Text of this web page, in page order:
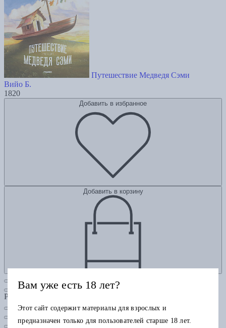
Путешествие Медведя Сэми
Вийо Б.
1820
Добавить в избранное
Добавить в корзину
Рубрики
Вам уже есть 18 лет?
Этот сайт содержит материалы для взрослых и
предназначен только для пользователей старше 18 лет.